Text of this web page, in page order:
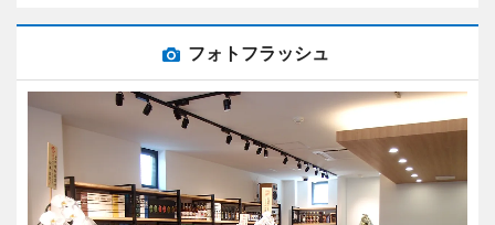
フォトフラッシュ